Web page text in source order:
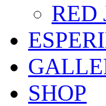
RED
SHOP